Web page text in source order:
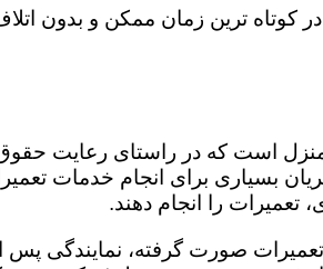
کوتاه ترین زمان ممکن و بدون
منزل است که در راستای رعایت
برای انجام خدمات
را انجام دهند.
صورت گرفته، نمایندگی